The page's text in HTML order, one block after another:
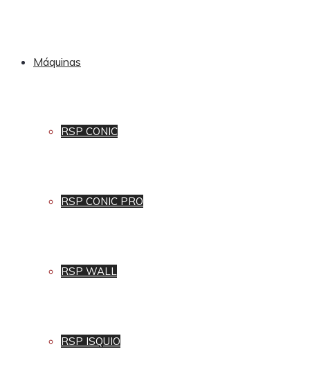
Máquinas
RSP CONIC
RSP CONIC PRO
RSP WALL
RSP ISQUIO